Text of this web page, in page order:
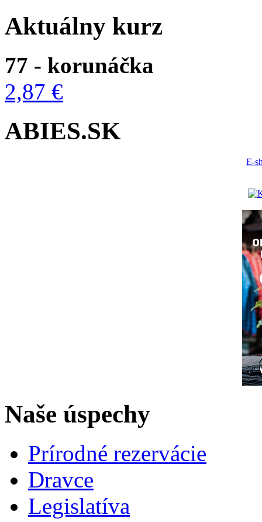
Aktuálny kurz
77 - korunáčka
2,87 €
ABIES.SK
E-
Naše úspechy
Prírodné rezervácie
Dravce
Legislatíva